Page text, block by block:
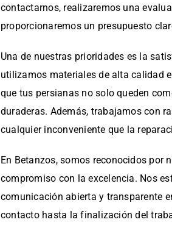
contactarnos, realizaremos una
proporcionaremos un presupuesto
Una de nuestras prioridades es la
utilizamos materiales de alta calidad
que tus persianas no solo queden
duraderas. Además, trabajamos con
cualquier inconveniente que la
En Betanzos, somos reconocidos por
compromiso con la excelencia. Nos
comunicación abierta y transparente
contacto hasta la finalización del